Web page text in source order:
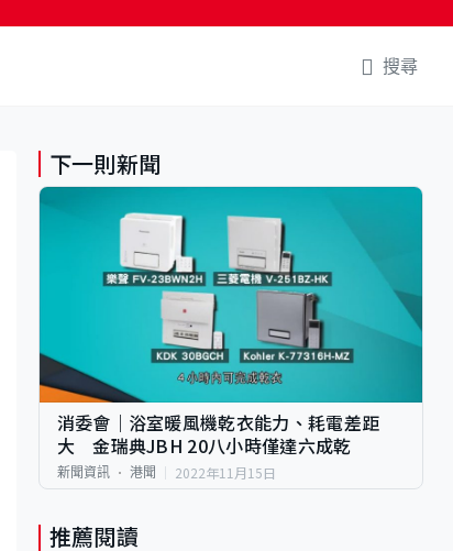
搜尋
下一則新聞
消委會｜浴室暖風機乾衣能力、耗電差距
大 金瑞典JBH 20八小時僅達六成乾
新聞資訊 港聞 2022年11月15日
推薦閱讀